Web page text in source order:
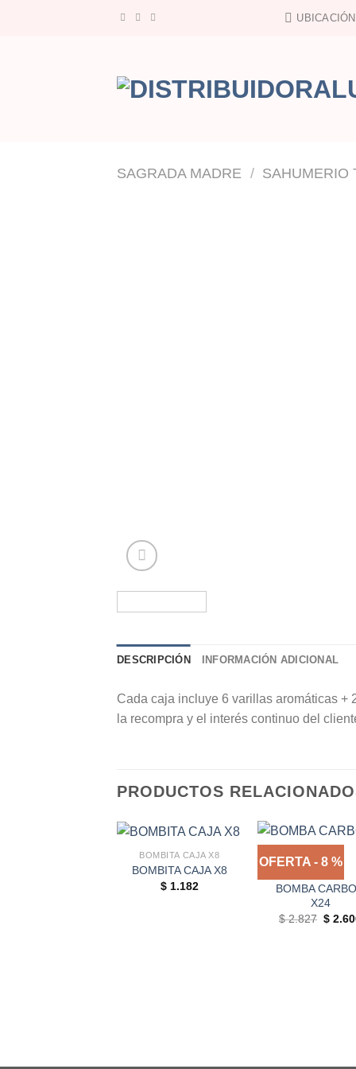
UBICACIÓN
SAGRADA MADRE / SAHUMERIO
DESCRIPCIÓN INFORMACIÓN ADICIONAL
Cada caja incluye 6 varillas aromáticas +
la recompra y el interés continuo del
PRODUCTOS
BOMBITA CAJA X8
BOMBITA CAJA X8
$1.182
OFERTA - 8 %
BOMBA
X24
$2.827 $